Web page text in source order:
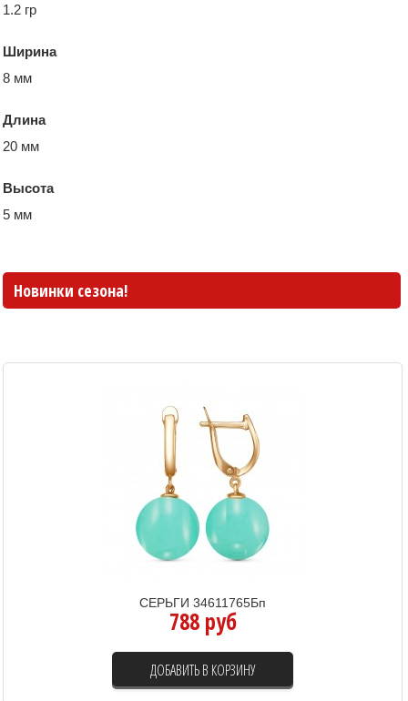
1.2 гр
Ширина
8 мм
Длина
20 мм
Высота
5 мм
Новинки сезона!
СЕРЬГИ 34611765Бп
788 руб
ДОБАВИТЬ В КОРЗИНУ